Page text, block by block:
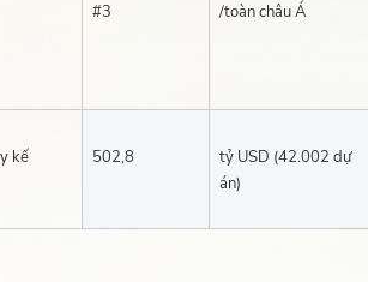
#3 /toàn châu Á
kế 502,8
tỷ USD (42.002 dự
án)